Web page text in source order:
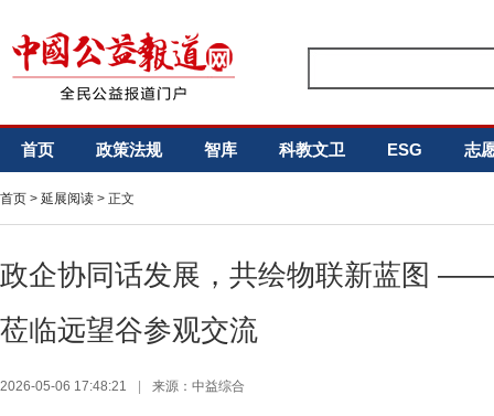
首页 政策法规 智库 科教文卫 ESG 志
首页 > 延展阅读 > 正文
政企协同话发展，共绘物联新蓝图
莅临远望谷参观交流
2026-05-06 17:48:21 来源：中益综合